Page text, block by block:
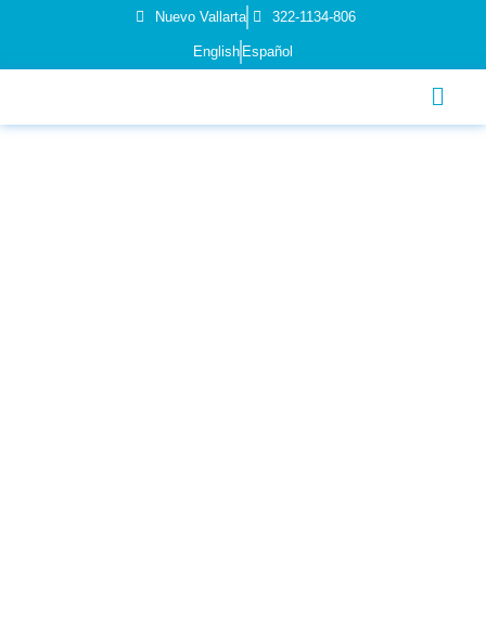
Nuevo Vallarta 322-1134-806
English Español